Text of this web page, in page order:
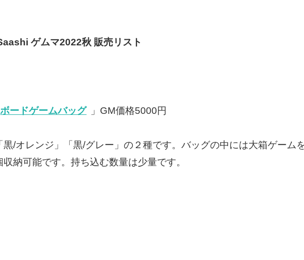
ゲムマ2022秋 販売リスト
ボードゲームバッグ 」GM価格5000円
黒/オレンジ」「黒/グレー」の２種です。バッグの中には大箱ゲーム
収納可能です。持ち込む数量は少量です。